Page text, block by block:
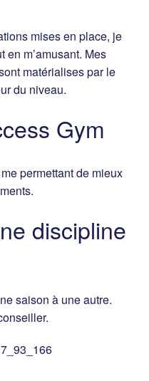
mises en place, je
en m’amusant. Mes
matérialises par le
du niveau.
Gym
permettant de mieux
discipline
saison à une autre.